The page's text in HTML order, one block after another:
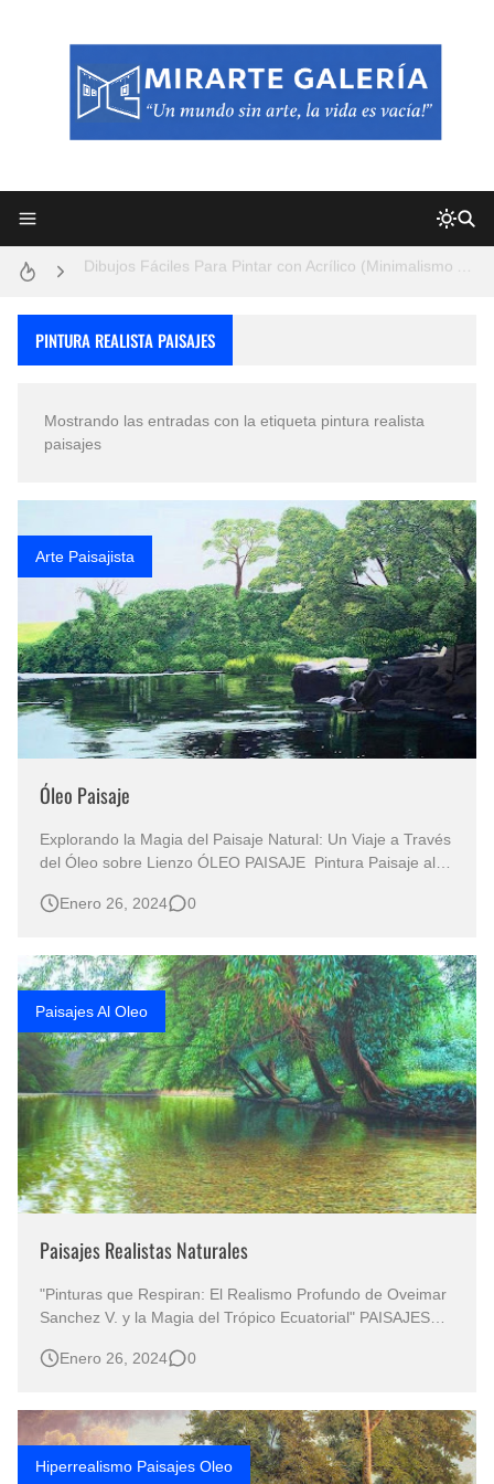
Frutas y Flores Para Colorear Imágenes
Pintores de Paisajes Famosos, Arte al Óleo
Dibujos Fáciles Para Pintar con Acrílico (Minimalismo Artístico)
Convocatoria exposición itinerante "SEMILLAS DE ARMONÍA 2025"
El mundo del arte en pintura surrealista
PINTURA REALISTA PAISAJES
Mostrando las entradas con la etiqueta pintura realista
paisajes
Arte Paisajista
Óleo Paisaje
Explorando la Magia del Paisaje Natural: Un Viaje a Través
del Óleo sobre Lienzo ÓLEO PAISAJE Pintura Paisaje al
Realista al Óleo Arte: Paisaje Pintado al Óleo Pintura
pintura artísti…
Enero 26, 2024 0
Paisajes Al Oleo
Paisajes Realistas Naturales
"Pinturas que Respiran: El Realismo Profundo de Oveimar
Sanchez V. y la Magia del Trópico Ecuatorial" PAISAJES
Lienzo Pintura Paisajes Reales al Óleo Pintor Oveimar
Realista…
Enero 26, 2024 0
Hiperrealismo Paisajes Oleo